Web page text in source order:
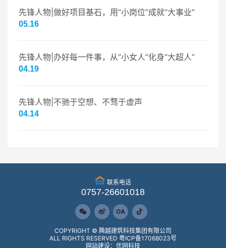
先锋人物|做好项目基石，用“小岗位”成就“大事业”
05.16
先锋人物|办好每一件事，从“小女人”化身“大超人”
04.19
先锋人物|不驰于空想、不骛于虚声
04.14
联系电话
0757-26601018
OA
COPYRIGHT © 腾越建筑科技集团有限公司
ALL RIGHTS RESERVED 粤ICP备17068023号
网站建设：优网科技